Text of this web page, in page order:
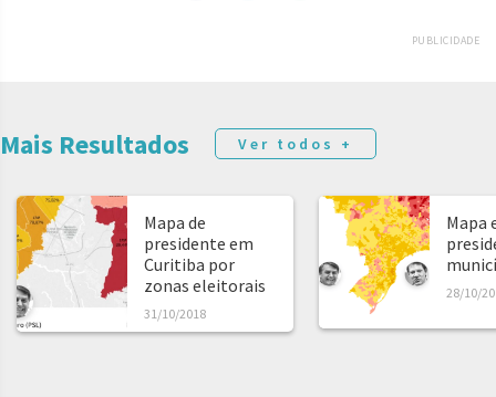
PUBLICIDADE
Mais Resultados Ver todos +
Mapa de
presidente em
Curitiba por
zonas eleitorais
31/10/2018
Mapa
28/10/